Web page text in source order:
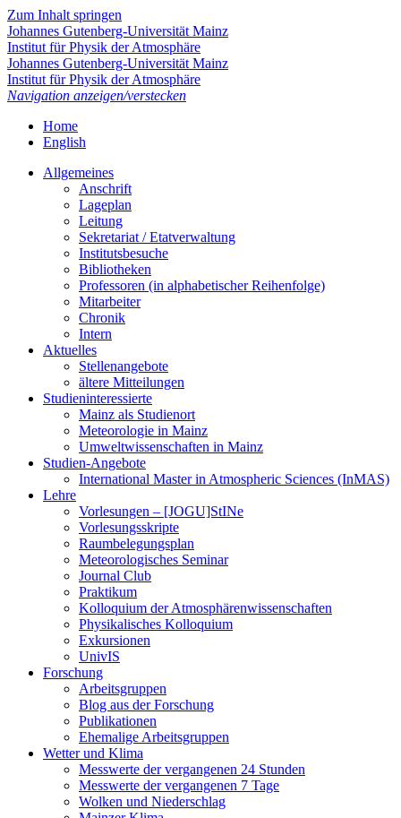
Zum Inhalt springen
Johannes Gutenberg-Universität Mainz
Institut für Physik der Atmosphäre
Johannes Gutenberg-Universität Mainz
Institut für Physik der Atmosphäre
Navigation anzeigen/verstecken
Home
English
Allgemeines
Anschrift
Lageplan
Leitung
Sekretariat / Etatverwaltung
Institutsbesuche
Bibliotheken
Professoren (in alphabetischer Reihenfolge)
Mitarbeiter
Chronik
Intern
Aktuelles
Stellenangebote
ältere Mitteilungen
Studieninteressierte
Mainz als Studienort
Meteorologie in Mainz
Umweltwissenschaften in Mainz
Studien-Angebote
International Master in Atmospheric Sciences (InMAS)
Lehre
Vorlesungen – [JOGU]StINe
Vorlesungsskripte
Raumbelegungsplan
Meteorologisches Seminar
Journal Club
Praktikum
Kolloquium der Atmosphärenwissenschaften
Physikalisches Kolloquium
Exkursionen
UnivIS
Forschung
Arbeitsgruppen
Blog aus der Forschung
Publikationen
Ehemalige Arbeitsgruppen
Wetter und Klima
Messwerte der vergangenen 24 Stunden
Messwerte der vergangenen 7 Tage
Wolken und Niederschlag